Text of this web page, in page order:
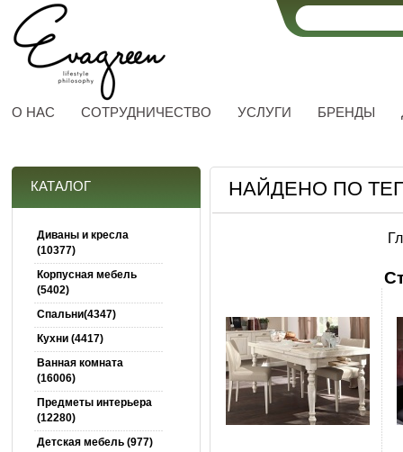
О НАС СОТРУДНИЧЕСТВО УСЛУГИ БРЕНДЫ
КАТАЛОГ
Диваны и кресла
(10377)
Корпусная мебель
(5402)
Спальни(4347)
Кухни (4417)
Ванная комната
(16006)
Предметы интерьера
(12280)
Детская мебель (977)
НАЙДЕНО ПО